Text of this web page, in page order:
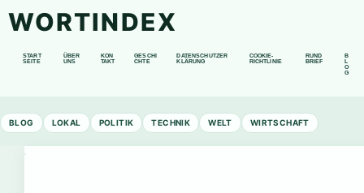
WORTINDEX
START
SEITE
ÜBER
UNS
KON
TAKT
GESCHI
CHTE
DATENSCHUTZER
KLÄRUNG
COOKIE-
RICHTLINIE
RUND
BRIEF
B
O
G
BLOG LOKAL POLITIK TECHNIK WELT WIRTSCHAFT